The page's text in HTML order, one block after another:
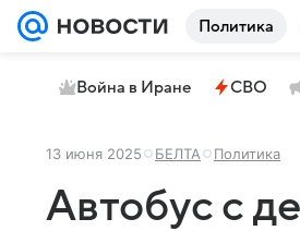
Политика
Война в Иране СВО
13 июня 2025 БЕЛТА Политика
Автобус с